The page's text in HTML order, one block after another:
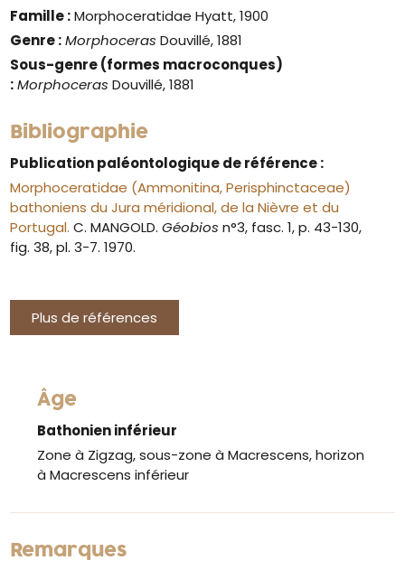
Famille :Morphoceratidae Hyatt, 1900
Genre : Morphoceras Douvillé, 1881
Sous-genre (formes macroconques)
: Morphoceras Douvillé, 1881
Bibliographie
Publication paléontologique de référence :
Morphoceratidae (Ammonitina, Perisphinctaceae)
bathoniens du Jura méridional, de la Nièvre et du
Portugal. C. MANGOLD.Géobios n°3, fasc. 1, p. 43-130,
fig. 38, pl. 3-7. 1970.
Plus de références
Âge
Bathonien inférieur
Zone à Zigzag, sous-zone à Macrescens, horizon
à Macrescens inférieur
Remarques